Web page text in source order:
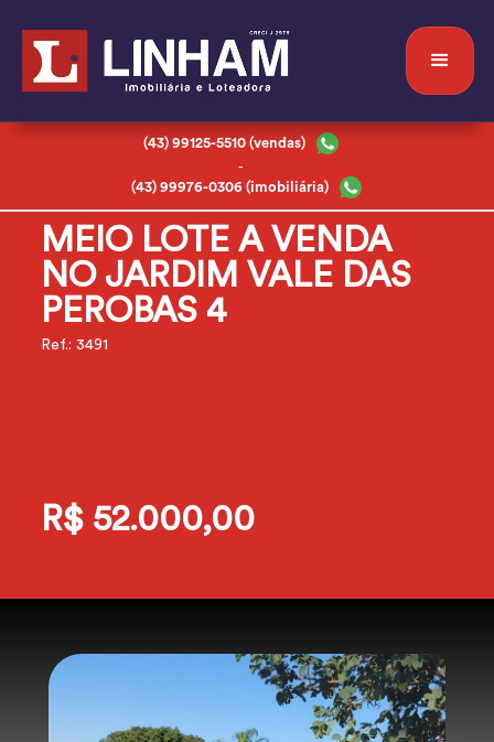
(43) 99125-5510 (vendas)
-
(43) 99976-0306 (imobiliária)
MEIO LOTE A VENDA
NO JARDIM VALE DAS
PEROBAS 4
Ref.: 3491
R$ 52.000,00